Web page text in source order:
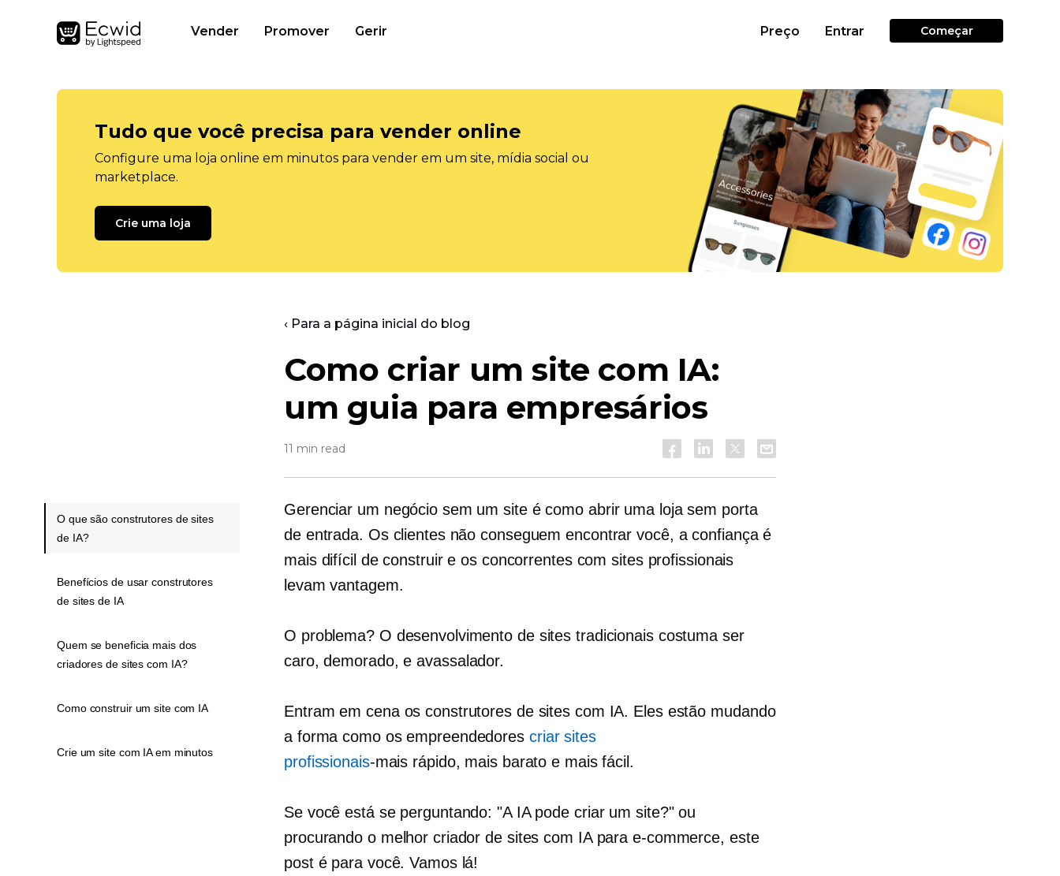
Vender Promover Gerir Preço Entrar Começar
Tudo que você precisa para vender online
Configure uma loja online em minutos para vender em um site, mídia social ou
marketplace.
Crie uma loja
‹ Para a página inicial do blog
Como criar um site com IA:
um guia para empresários
11 min read
Gerenciar um negócio sem um site é como abrir uma loja sem porta
de entrada. Os clientes não conseguem encontrar você, a confiança é
mais difícil de construir e os concorrentes com sites profissionais
levam vantagem.
O problema? O desenvolvimento de sites tradicionais costuma ser
caro,demorado, e avassalador.
Entram em cena os construtores de sites com IA. Eles estão mudando
a forma como os empreendedores criar sites
profissionais-mais rápido, mais barato e mais fácil.
Se você está se perguntando: "A IA pode criar um site?" ou
procurando o melhor criador de sites com IA para e-commerce, este
post é para você. Vamos lá!
O que são construtores de sites
de IA?
Benefícios de usar construtores
de sites de IA
Quem se beneficia mais dos
criadores de sites com IA?
Como construir um site com IA
Crie um site com IA em minutos